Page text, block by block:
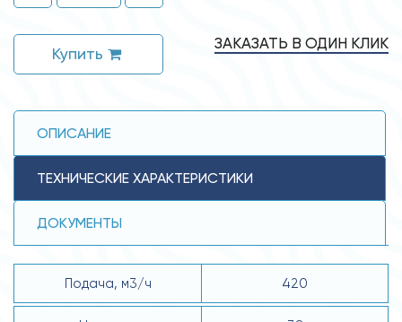
Купить
ЗАКАЗАТЬ В ОДИН КЛИК
ОПИСАНИЕ
ТЕХНИЧЕСКИЕ ХАРАКТЕРИСТИКИ
ДОКУМЕНТЫ
Подача, м3/ч 420